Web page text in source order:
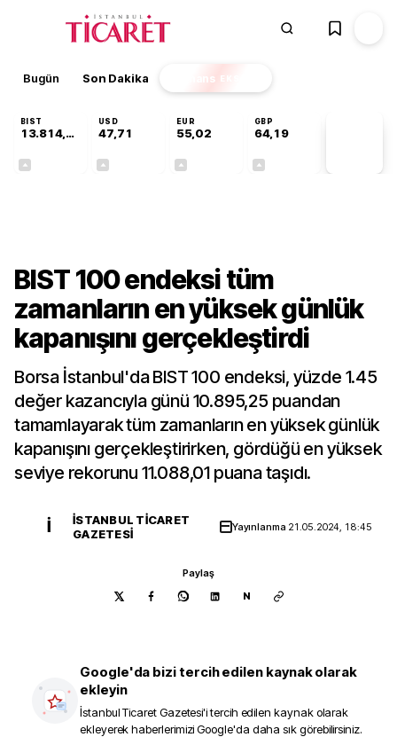
Bugün Son Dakika Finans EKSTRA
BIST
13.814,05
USD
47,71
EUR
55,02
GBP
64,19
BIST 100 endeksi tüm
zamanların en yüksek günlük
kapanışını gerçekleştirdi
Borsa İstanbul'da BIST 100 endeksi, yüzde 1.45
değer kazancıyla günü 10.895,25 puandan
tamamlayarak tüm zamanların en yüksek günlük
kapanışını gerçekleştirirken, gördüğü en yüksek
seviye rekorunu 11.088,01 puana taşıdı.
İ
İSTANBUL TICARET
GAZETESI
Yayınlanma 21.05.2024, 18:45
Paylaş
N
Google'da bizi tercih edilen kaynak olarak
ekleyin
İstanbul Ticaret Gazetesi'i tercih edilen kaynak olarak
ekleyerek haberlerimizi Google'da daha sık görebilirsiniz.